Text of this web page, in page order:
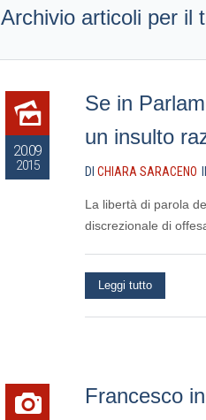
Archivio articoli per il
20.09
2015
Se in
un insulto
DI CHIARA SARACENO
La libertà di parola
discrezionale di
Leggi tutto
Francesco